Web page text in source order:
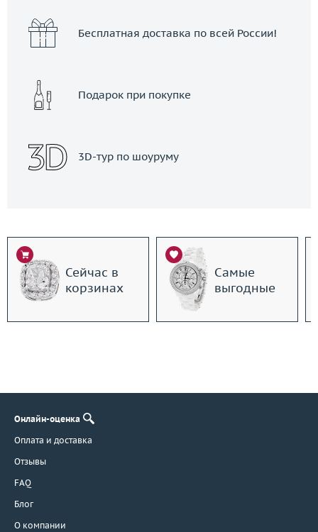
Бесплатная доставка по всей России!
Подарок при покупке
3D-тур по шоуруму
Сейчас в
корзинах
Самые
выгодные
Онлайн-оценка
Оплата и доставка
Отзывы
FAQ
Блог
О компании